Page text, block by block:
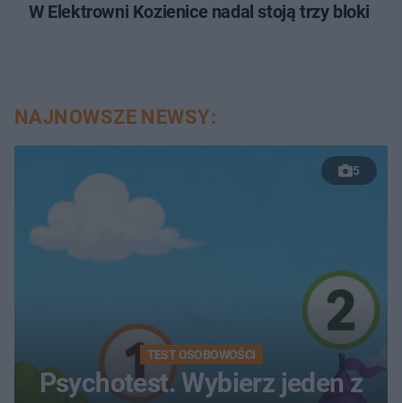
W Elektrowni Kozienice nadal stoją trzy bloki
NAJNOWSZE NEWSY:
5
TEST OSOBOWOŚCI
Psychotest. Wybierz jeden z